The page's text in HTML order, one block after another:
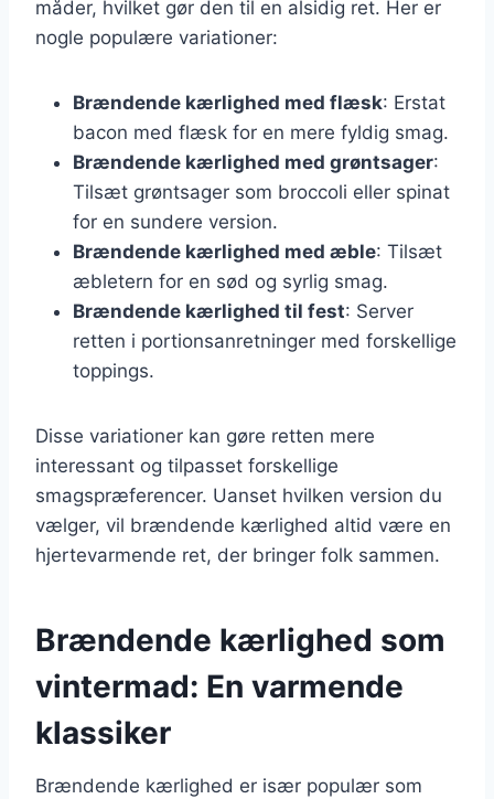
måder, hvilket gør den til en alsidig ret. Her er
nogle populære variationer:
Brændende kærlighed med flæsk: Erstat
bacon med flæsk for en mere fyldig smag.
Brændende kærlighed med grøntsager:
Tilsæt grøntsager som broccoli eller spinat
for en sundere version.
Brændende kærlighed med æble: Tilsæt
æbletern for en sød og syrlig smag.
Brændende kærlighed til fest: Server
retten i portionsanretninger med forskellige
toppings.
Disse variationer kan gøre retten mere
interessant og tilpasset forskellige
smagspræferencer. Uanset hvilken version du
vælger, vil brændende kærlighed altid være en
hjertevarmende ret, der bringer folk sammen.
Brændende kærlighed som
vintermad: En varmende
klassiker
Brændende kærlighed er især populær som